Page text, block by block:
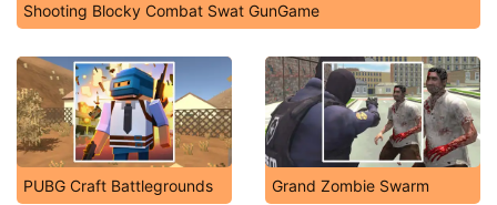
Shooting Blocky Combat Swat GunGame
PUBG Craft Battlegrounds Grand Zombie Swarm